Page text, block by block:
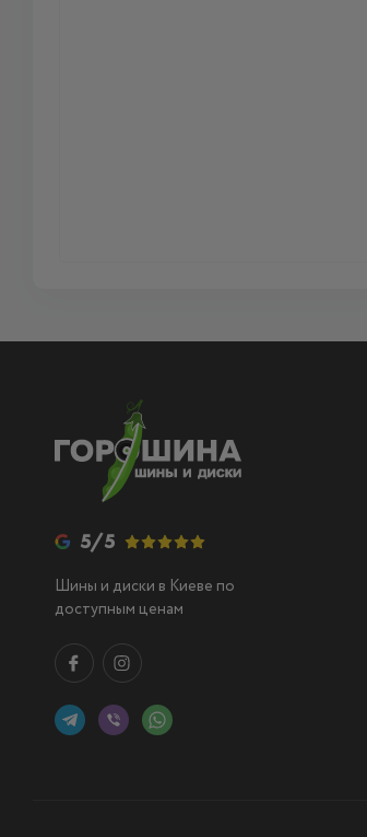
5/5
Шины и диски в Киеве по
доступным ценам